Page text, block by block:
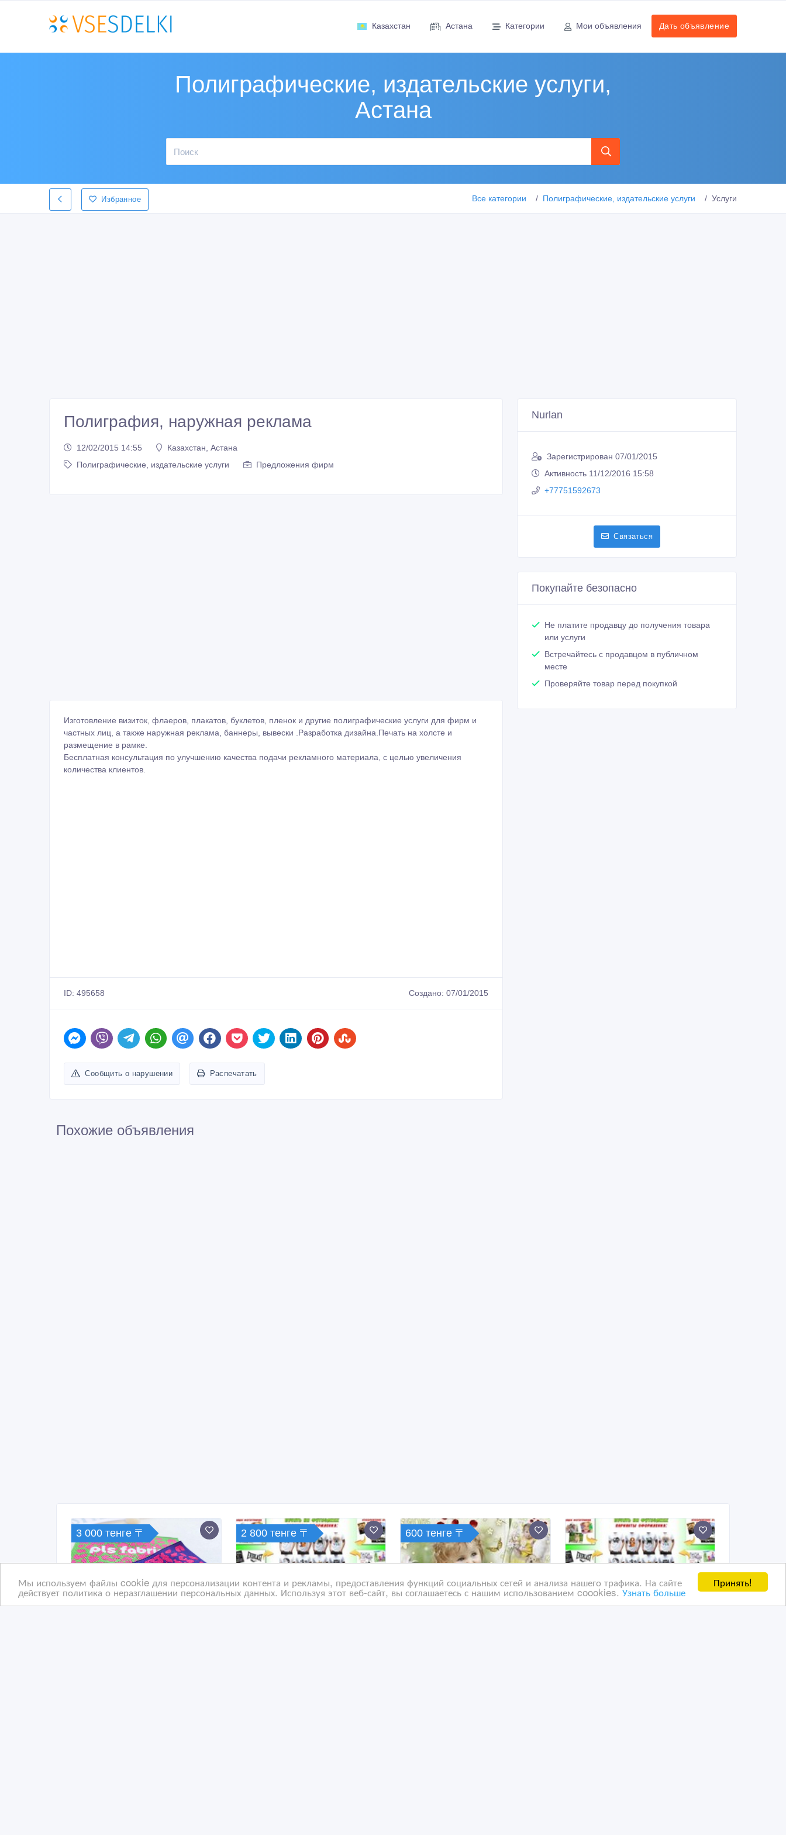
Принять!
Мы используем файлы cookie для персонализации контента и рекламы, предоставления функций социальных сетей и анализа нашего трафика. На сайте
действует политика о неразглашении персональных данных. Используя этот веб-сайт, вы соглашаетесь с нашим использованием coookies.Узнать больше
Казахстан Астана Категории Мои объявления Дать объявление
Полиграфические, издательские услуги,
Астана
Избранное Все категории Полиграфические, издательские услуги Услуги
Полиграфия, наружная реклама
12/02/2015 14:55
Казахстан, Астана
Полиграфические, издательские услуги
Предложения фирм
Изготовление визиток, флаеров, плакатов, буклетов, пленок и другие полиграфические услуги для фирм и
частных лиц, а также наружная реклама, баннеры, вывески .Разработка дизайна.Печать на холсте и
размещение в рамке.
Бесплатная консультация по улучшению качества подачи рекламного материала, с целью увеличения
количества клиентов.
ID: 495658 Создано: 07/01/2015
Сообщить о нарушении Распечатать
Nurlan
Зарегистрирован 07/01/2015
Активность 11/12/2016 15:58
+77751592673
Связаться
Покупайте безопасно
Не платите продавцу до получения товара
или услуги
Встречайтесь с продавцом в публичном
месте
Проверяйте товар перед покупкой
Похожие объявления
3 000 тенге 〒 2 800 тенге 〒 600 тенге 〒